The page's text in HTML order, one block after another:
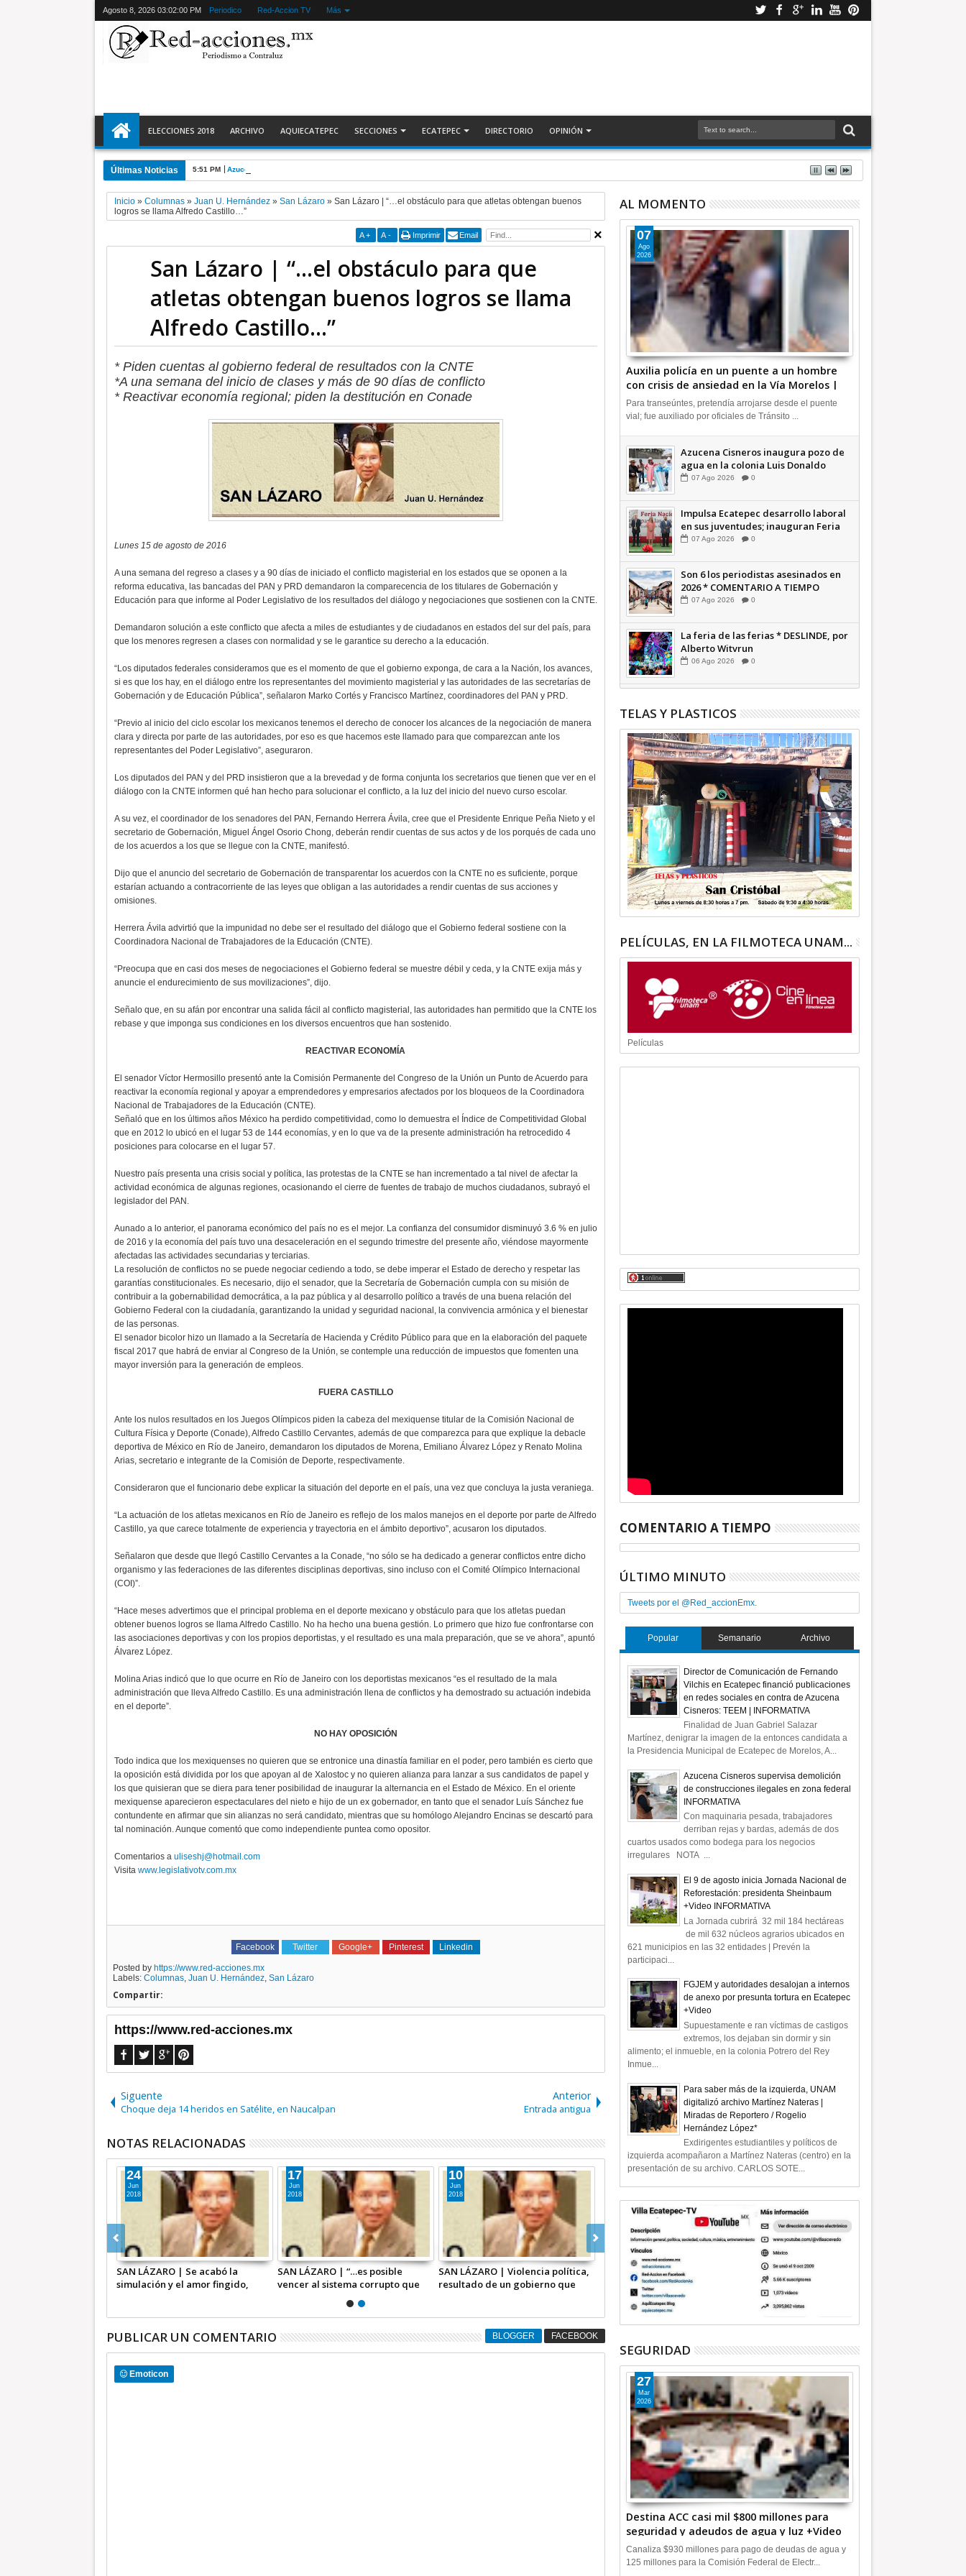
Agosto 8, 2026 03:02:01 PM Periodico Red-Accion TV Más
ELECCIONES 2018 ARCHIVO AQUIECATEPEC SECCIONES ECATEPEC DIRECTORIO OPINIÓN
Últimas Noticias 5:51 PM Azucena Cisneros inaugura pozo de agua en la colonia Luis Donaldo Colosio +Video | INFORMATIVA
Inicio» Columnas» Juan U. Hernández» San Lázaro» San Lázaro | “…el obstáculo para que atletas obtengan buenos
logros se llama Alfredo Castillo…”
A + A - Imprimir Email
San Lázaro | “…el obstáculo para que
atletas obtengan buenos logros se llama
Alfredo Castillo…”
* Piden cuentas al gobierno federal de resultados con la CNTE
*A una semana del inicio de clases y más de 90 días de conflicto
* Reactivar economía regional; piden la destitución en Conade
Lunes 15 de agosto de 2016
A una semana del regreso a clases y a 90 días de iniciado el conflicto magisterial en los estados que se oponen a la
reforma educativa, las bancadas del PAN y PRD demandaron la comparecencia de los titulares de Gobernación y
Educación para que informe al Poder Legislativo de los resultados del diálogo y negociaciones que sostienen con la CNTE.
Demandaron solución a este conflicto que afecta a miles de estudiantes y de ciudadanos en estados del sur del país, para
que los menores regresen a clases con normalidad y se le garantice su derecho a la educación.
“Los diputados federales consideramos que es el momento de que el gobierno exponga, de cara a la Nación, los avances,
si es que los hay, en el diálogo entre los representantes del movimiento magisterial y las autoridades de las secretarías de
Gobernación y de Educación Pública”, señalaron Marko Cortés y Francisco Martínez, coordinadores del PAN y PRD.
“Previo al inicio del ciclo escolar los mexicanos tenemos el derecho de conocer los alcances de la negociación de manera
clara y directa por parte de las autoridades, por eso es que hacemos este llamado para que comparezcan ante los
representantes del Poder Legislativo”, aseguraron.
Los diputados del PAN y del PRD insistieron que a la brevedad y de forma conjunta los secretarios que tienen que ver en el
diálogo con la CNTE informen qué han hecho para solucionar el conflicto, a la luz del inicio del nuevo curso escolar.
A su vez, el coordinador de los senadores del PAN, Fernando Herrera Ávila, cree que el Presidente Enrique Peña Nieto y el
secretario de Gobernación, Miguel Ángel Osorio Chong, deberán rendir cuentas de sus actos y de los porqués de cada uno
de los acuerdos a los que se llegue con la CNTE, manifestó.
Dijo que el anuncio del secretario de Gobernación de transparentar los acuerdos con la CNTE no es suficiente, porque
estarían actuando a contracorriente de las leyes que obligan a las autoridades a rendir cuentas de sus acciones y
omisiones.
Herrera Ávila advirtió que la impunidad no debe ser el resultado del diálogo que el Gobierno federal sostiene con la
Coordinadora Nacional de Trabajadores de la Educación (CNTE).
“Preocupa que en casi dos meses de negociaciones el Gobierno federal se muestre débil y ceda, y la CNTE exija más y
anuncie el endurecimiento de sus movilizaciones”, dijo.
Señalo que, en su afán por encontrar una salida fácil al conflicto magisterial, las autoridades han permitido que la CNTE los
rebase y que imponga sus condiciones en los diversos encuentros que han sostenido.
REACTIVAR ECONOMÍA
El senador Víctor Hermosillo presentó ante la Comisión Permanente del Congreso de la Unión un Punto de Acuerdo para
reactivar la economía regional y apoyar a emprendedores y empresarios afectados por los bloqueos de la Coordinadora
Nacional de Trabajadores de la Educación (CNTE).
Señaló que en los últimos años México ha perdido competitividad, como lo demuestra el Índice de Competitividad Global
que en 2012 lo ubicó en el lugar 53 de 144 economías, y en lo que va de la presente administración ha retrocedido 4
posiciones para colocarse en el lugar 57.
Nuestro país presenta una crisis social y política, las protestas de la CNTE se han incrementado a tal nivel de afectar la
actividad económica de algunas regiones, ocasionando el cierre de fuentes de trabajo de muchos ciudadanos, subrayó el
legislador del PAN.
Aunado a lo anterior, el panorama económico del país no es el mejor. La confianza del consumidor disminuyó 3.6 % en julio
de 2016 y la economía del país tuvo una desaceleración en el segundo trimestre del presente año, viéndose mayormente
afectadas las actividades secundarias y terciarias.
La resolución de conflictos no se puede negociar cediendo a todo, se debe imperar el Estado de derecho y respetar las
garantías constitucionales. Es necesario, dijo el senador, que la Secretaría de Gobernación cumpla con su misión de
contribuir a la gobernabilidad democrática, a la paz pública y al desarrollo político a través de una buena relación del
Gobierno Federal con la ciudadanía, garantizando la unidad y seguridad nacional, la convivencia armónica y el bienestar
de las personas.
El senador bicolor hizo un llamado a la Secretaría de Hacienda y Crédito Público para que en la elaboración del paquete
fiscal 2017 que habrá de enviar al Congreso de la Unión, se contemple una reducción de impuestos que fomenten una
mayor inversión para la generación de empleos.
FUERA CASTILLO
Ante los nulos resultados en los Juegos Olímpicos piden la cabeza del mexiquense titular de la Comisión Nacional de
Cultura Física y Deporte (Conade), Alfredo Castillo Cervantes, además de que comparezca para que explique la debacle
deportiva de México en Río de Janeiro, demandaron los diputados de Morena, Emiliano Álvarez López y Renato Molina
Arias, secretario e integrante de la Comisión de Deporte, respectivamente.
Consideraron que el funcionario debe explicar la situación del deporte en el país, una vez que concluya la justa veraniega.
“La actuación de los atletas mexicanos en Río de Janeiro es reflejo de los malos manejos en el deporte por parte de Alfredo
Castillo, ya que carece totalmente de experiencia y trayectoria en el ámbito deportivo”, acusaron los diputados.
Señalaron que desde que llegó Castillo Cervantes a la Conade, “no sólo se ha dedicado a generar conflictos entre dicho
organismo y las federaciones de las diferentes disciplinas deportivas, sino incluso con el Comité Olímpico Internacional
(COI)”.
“Hace meses advertimos que el principal problema en el deporte mexicano y obstáculo para que los atletas puedan
obtener buenos logros se llama Alfredo Castillo. No ha hecho una buena gestión. Lo primero que hizo fue confrontarse con
las asociaciones deportivas y con los propios deportistas, y el resultado es una mala preparación, que se ve ahora”, apuntó
Álvarez López.
Molina Arias indicó que lo que ocurre en Río de Janeiro con los deportistas mexicanos “es el resultado de la mala
administración que lleva Alfredo Castillo. Es una administración llena de conflictos y ha demostrado su actuación indebida
en el deporte”.
NO HAY OPOSICIÓN
Todo indica que los mexiquenses no quieren que se entronice una dinastía familiar en el poder, pero también es cierto que
la oposición está dividida por los que apoyan al de Xalostoc y no quieren alianza para lanzar a sus candidatos de papel y
los que quisieran que se diera para tener posibilidad de inaugurar la alternancia en el Estado de México. En el oriente
mexiquense aparecieron espectaculares del nieto e hijo de un ex gobernador, en tanto que el senador Luís Sánchez fue
contundente en afirmar que sin alianzas no será candidato, mientras que su homólogo Alejandro Encinas se descartó para
tal nominación. Aunque comentó que como independiente puntea como opositor.
Comentarios a uliseshj@hotmail.com
Visita www.legislativotv.com.mx
Facebook Twitter Google+ Pinterest Linkedin
Posted by https://www.red-acciones.mx
Labels: Columnas, Juan U. Hernández, San Lázaro
Compartir:
https://www.red-acciones.mx
Siguente
Choque deja 14 heridos en Satélite, en Naucalpan
Anterior
Entrada antigua
NOTAS RELACIONADAS
SAN LÁZARO | Se acabó la
simulación y el amor fingido,
24
Jun
2018
SAN LÁZARO | “…es posible
vencer al sistema corrupto que
priva en el país…”
17
Jun
2018
SAN LÁZARO | Violencia política,
resultado de un gobierno que
10
Jun
2018
PUBLICAR UN COMENTARIO BLOGGER FACEBOOK
Emoticon
AL MOMENTO
Auxilia policía en un puente a un hombre
con crisis de ansiedad en la Vía Morelos |
INFORMATIVA
07
Ago
2026
Para transeúntes, pretendía arrojarse desde el puente
vial; fue auxiliado por oficiales de Tránsito ...
Azucena Cisneros inaugura pozo de
agua en la colonia Luis Donaldo
Colosio +Video | INFORMATIVA
07 Ago 2026 0
Impulsa Ecatepec desarrollo laboral
en sus juventudes; inauguran Feria
de Empleo y Emprendedores 2026
07 Ago 2026 0
Son 6 los periodistas asesinados en
2026 * COMENTARIO A TIEMPO
07 Ago 2026 0
La feria de las ferias * DESLINDE, por
Alberto Witvrun
06 Ago 2026 0
TELAS Y PLASTICOS
PELÍCULAS, EN LA FILMOTECA UNAM...
Películas
COMENTARIO A TIEMPO
ÚLTIMO MINUTO
Tweets por el @Red_accionEmx.
Popular Semanario Archivo
Director de Comunicación de Fernando
Vilchis en Ecatepec financió publicaciones
en redes sociales en contra de Azucena
Cisneros: TEEM | INFORMATIVA
Finalidad de Juan Gabriel Salazar
Martínez, denigrar la imagen de la entonces candidata a
la Presidencia Municipal de Ecatepec de Morelos, A...
Azucena Cisneros supervisa demolición
de construcciones ilegales en zona federal
INFORMATIVA
Con maquinaria pesada, trabajadores
derriban rejas y bardas, además de dos
cuartos usados como bodega para los negocios
irregulares NOTA ...
El 9 de agosto inicia Jornada Nacional de
Reforestación: presidenta Sheinbaum
+Video INFORMATIVA
La Jornada cubrirá 32 mil 184 hectáreas
de mil 632 núcleos agrarios ubicados en
621 municipios en las 32 entidades | Prevén la
participaci...
FGJEM y autoridades desalojan a internos
de anexo por presunta tortura en Ecatepec
+Video
Supuestamente e ran víctimas de castigos
extremos, los dejaban sin dormir y sin
alimento; el inmueble, en la colonia Potrero del Rey
Inmue...
Para saber más de la izquierda, UNAM
digitalizó archivo Martínez Nateras |
Miradas de Reportero / Rogelio
Hernández López*
Exdirigentes estudiantiles y políticos de
izquierda acompañaron a Martínez Nateras (centro) en la
presentación de su archivo. CARLOS SOTE...
SEGURIDAD
Destina ACC casi mil $800 millones para
seguridad y adeudos de agua y luz +Video
27
Mar
2026
Canaliza $930 millones para pago de deudas de agua y
125 millones para la Comisión Federal de Electr...